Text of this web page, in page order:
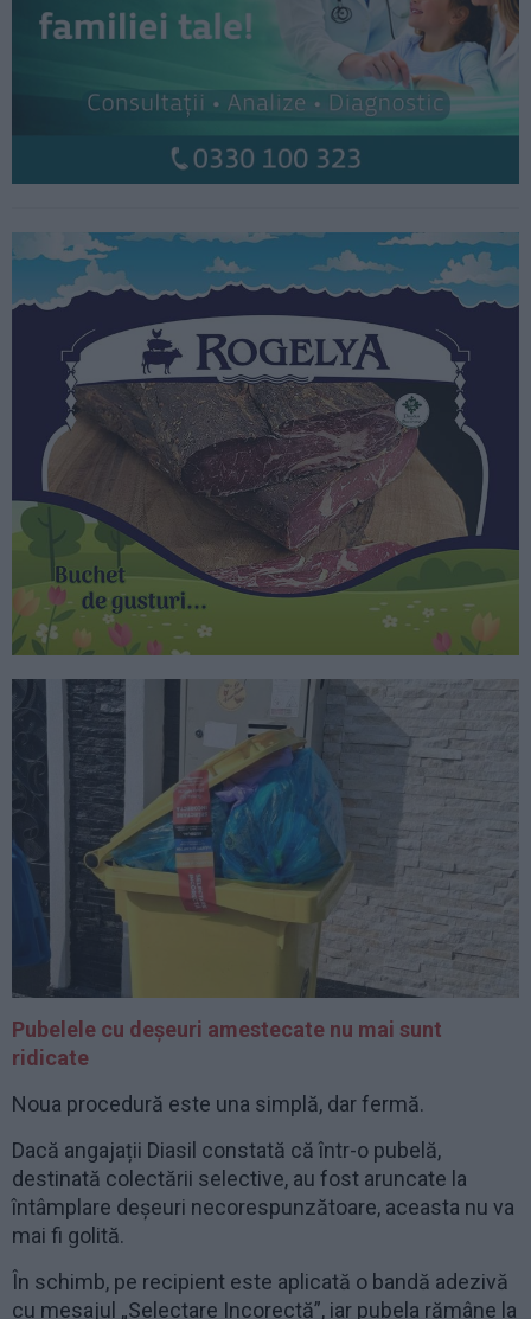
Pubelele cu deșeuri amestecate nu mai sunt
ridicate
Noua procedură este una simplă, dar fermă.
Dacă angajații Diasil constată că într-o pubelă,
destinată colectării selective, au fost aruncate la
întâmplare deșeuri necorespunzătoare, aceasta nu va
mai fi golită.
În schimb, pe recipient este aplicată o bandă adezivă
cu mesajul „Selectare Incorectă”, iar pubela rămâne la